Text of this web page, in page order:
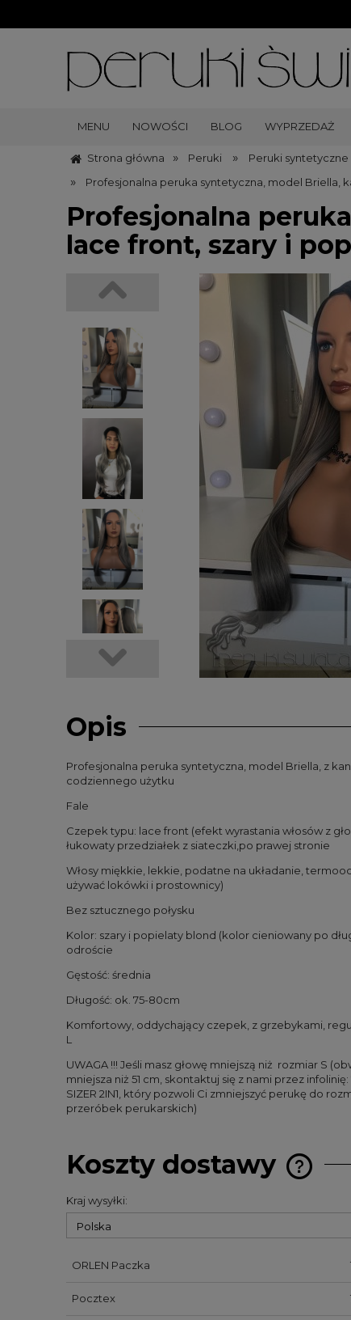
MENU NOWOŚCI BLOG WYPRZEDAŻ
Strona główna » Peruki » Peruki syntetyczne
» Profesjonalna peruka syntetyczna, model Briella,
Profesjonalna
lace front, szary i
Opis
Profesjonalna peruka syntetyczna, model Briella, z
codziennego użytku
Fale
Czepek typu: lace front (efekt wyrastania włosów z
łukowaty przedziałek z siateczki,po prawej stronie
Włosy miękkie, lekkie, podatne na układanie,
używać lokówki i prostownicy)
Bez sztucznego połysku
Kolor: szary i popielaty blond (kolor cieniowany po
odroście
Gęstość: średnia
Długość: ok. 75-80cm
Komfortowy, oddychający czepek, z grzebykami,
L
UWAGA !!! Jeśli masz głowę mniejszą niż rozmiar S
mniejsza niż 51 cm, skontaktuj się z nami przez
SIZER 2IN1, który pozwoli Ci zmniejszyć perukę do
przeróbek perukarskich)
Koszty dostawy
Kraj wysyłki:
ORLEN Paczka
Pocztex